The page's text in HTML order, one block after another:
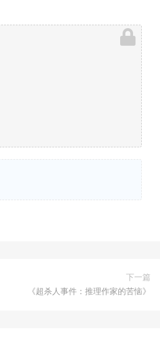
下一篇
《超杀人事件：推理作家的苦恼》